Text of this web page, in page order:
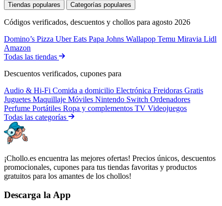
Tiendas populares Categorías populares
Códigos verificados, descuentos y chollos para agosto 2026
Domino’s Pizza Uber Eats Papa Johns Wallapop Temu Miravia Lidl
Amazon
Todas las tiendas
Descuentos verificados, cupones para
Audio & Hi-Fi Comida a domicilio Electrónica Freidoras Gratis
Juguetes Maquillaje Móviles Nintendo Switch Ordenadores
Perfume Portátiles Ropa y complementos TV Videojuegos
Todas las categorías
¡Chollo.es encuentra las mejores ofertas! Precios únicos, descuentos
promocionales, cupones para tus tiendas favoritas y productos
gratuitos para los amantes de los chollos!
Descarga la App